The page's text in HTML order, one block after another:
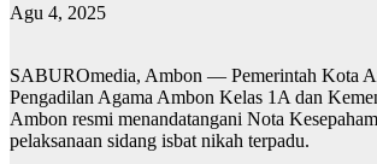
Agu 4, 2025
SABUROmedia, Ambon — Pemerintah Kota
Pengadilan Agama Ambon Kelas 1A dan
Ambon resmi menandatangani Nota
pelaksanaan sidang isbat nikah terpadu.